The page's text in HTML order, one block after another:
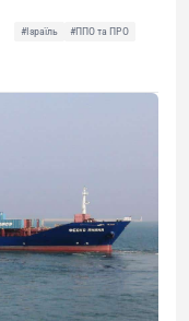
#Ізраїль
#ППО та ПРО